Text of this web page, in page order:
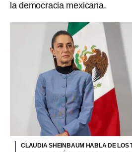
la democracia mexicana.
CLAUDIA SHEINBAUM HABLA DE LOS